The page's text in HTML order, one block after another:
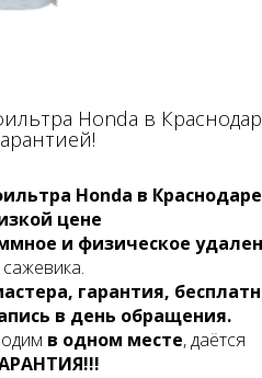
Honda в
Honda в
цене
и физическое
сажевика.
гарантия,
в день обращения.
в одном месте, даётся